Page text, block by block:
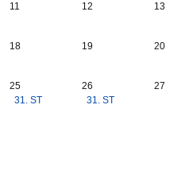
11 12 13
18 19 20
25
31. ST
26
31. ST
27